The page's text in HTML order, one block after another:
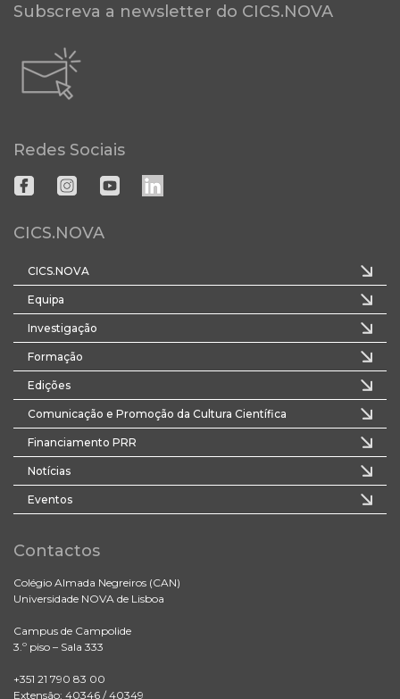
Subscreva a newsletter do CICS.NOVA
Redes Sociais
CICS.NOVA
CICS.NOVA
Equipa
Investigação
Formação
Edições
Comunicação e Promoção da Cultura Científica
Financiamento PRR
Notícias
Eventos
Contactos
Colégio Almada Negreiros (CAN)
Universidade NOVA de Lisboa
Campus de Campolide
3.º piso – Sala 333
+351 21 790 83 00
Extensão: 40346 / 40349